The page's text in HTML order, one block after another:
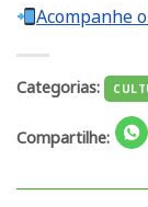
Acompanhe
Categorias:
Compartilhe: